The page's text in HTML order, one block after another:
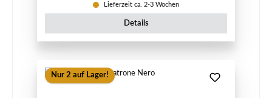
Lieferzeit ca. 2-3 Wochen
Details
Nur 2 auf Lager!